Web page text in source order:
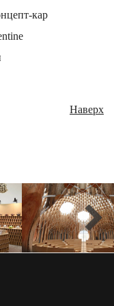
кар
Наверх